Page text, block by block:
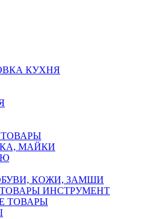
КУХНЯ
МАЙКИ
КОЖИ, ЗАМШИ
ИНСТРУМЕНТ
ТОВАРЫ